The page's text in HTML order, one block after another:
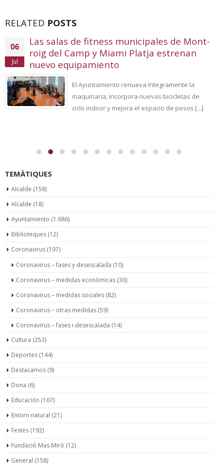
RELATED POSTS
06
Jul
Las salas de fitness municipales de Mont-
roig del Camp y Miami Platja estrenan
nuevo equipamiento
El Ayuntamiento renueva íntegramente la
maquinaria, incorpora nuevas bicicletas de
ciclo indoor y mejora el espacio de pesos [...]
TEMÀTIQUES
Alcalde (158)
Alcalde (18)
Ayuntamiento (1.686)
Biblioteques (12)
Coronavirus (197)
Coronavirus – fases y desescalada (10)
Coronavirus – medidas económicas (30)
Coronavirus – medidas sociales (82)
Coronavirus – otras medidas (59)
Coronavirus – fases i desescalada (14)
Cultura (253)
Deportes (144)
Destacamos (9)
Dona (6)
Educación (167)
Entorn natural (21)
Festes (192)
Fundació Mas Miró (12)
General (158)